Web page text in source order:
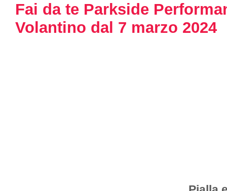
Fai da te Parkside
Volantino dal 7 marzo 2024